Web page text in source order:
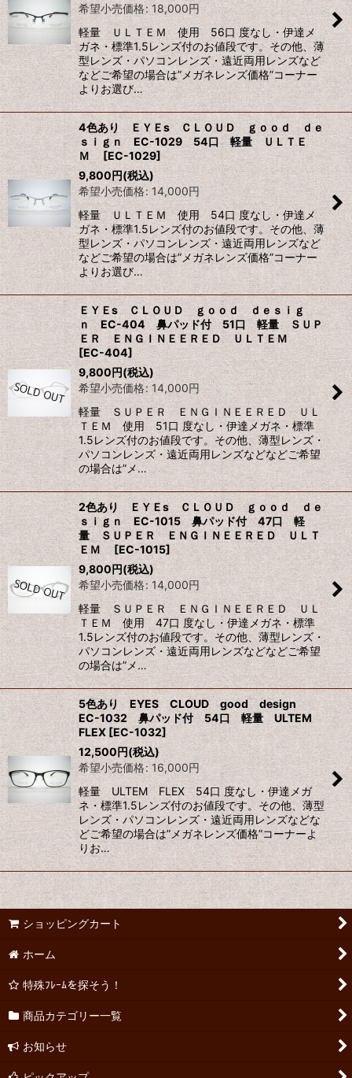
希望小売価格: 18,000円
軽量 ＵＬＴＥＭ 使用 56口 度なし・伊達メ
ガネ・標準1.5レンズ付のお値段です。その他、薄
型レンズ・パソコンレンズ・遠近両用レンズなど
などご希望の場合は”メガネレンズ価格”コーナー
よりお選び…
4色あり ＥＹＥs ＣＬＯＵＤ ｇｏｏｄ ｄｅ
ｓｉｇｎ EC-1029 54口 軽量 ＵＬＴＥ
Ｍ
[EC-1029]
9,800円(税込)
希望小売価格: 14,000円
軽量 ＵＬＴＥＭ 使用 54口 度なし・伊達メ
ガネ・標準1.5レンズ付のお値段です。その他、薄
型レンズ・パソコンレンズ・遠近両用レンズなど
などご希望の場合は”メガネレンズ価格”コーナー
よりお選び…
ＥＹＥs ＣＬＯＵＤ ｇｏｏｄ ｄｅｓｉｇ
ｎ EC-404 鼻パッド付 51口 軽量 ＳＵＰ
ＥＲ ＥＮＧＩＮＥＥＲＥＤ ＵＬＴＥＭ
[EC-404]
9,800円(税込)
希望小売価格: 14,000円
軽量 ＳＵＰＥＲ ＥＮＧＩＮＥＥＲＥＤ ＵＬ
ＴＥＭ 使用 51口 度なし・伊達メガネ・標準
1.5レンズ付のお値段です。その他、薄型レンズ・
パソコンレンズ・遠近両用レンズなどなどご希望
の場合は”メ…
2色あり ＥＹＥs ＣＬＯＵＤ ｇｏｏｄ ｄｅ
ｓｉｇｎ EC-1015 鼻パッド付 47口 軽
量 ＳＵＰＥＲ ＥＮＧＩＮＥＥＲＥＤ ＵＬＴ
ＥＭ [EC-1015]
9,800円(税込)
希望小売価格: 14,000円
軽量 ＳＵＰＥＲ ＥＮＧＩＮＥＥＲＥＤ ＵＬ
ＴＥＭ 使用 47口 度なし・伊達メガネ・標準
1.5レンズ付のお値段です。その他、薄型レンズ・
パソコンレンズ・遠近両用レンズなどなどご希望
の場合は”メ…
5色あり EYES CLOUD good design
EC-1032 鼻パッド付 54口 軽量 ULTEM
FLEX [EC-1032]
12,500円(税込)
希望小売価格: 16,000円
軽量 ULTEM FLEX 54口 度なし・伊達メガ
ネ・標準1.5レンズ付のお値段です。その他、薄型
レンズ・パソコンレンズ・遠近両用レンズなどな
どご希望の場合は”メガネレンズ価格”コーナーよ
りお…
ショッピングカート
ホーム
特殊ﾌﾚｰﾑを探そう！
商品カテゴリー一覧
お知らせ